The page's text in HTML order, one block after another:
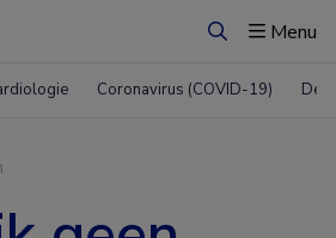
ZoekenMenu
Coronavirus (COVID-19)